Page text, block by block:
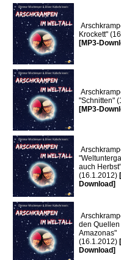
Krockett"
[MP3-
"Schnitten"
[MP3-
auch Herbst"
(16.1.2012)
Download]
den
Amazonas"
(16.1.2012)
Download]